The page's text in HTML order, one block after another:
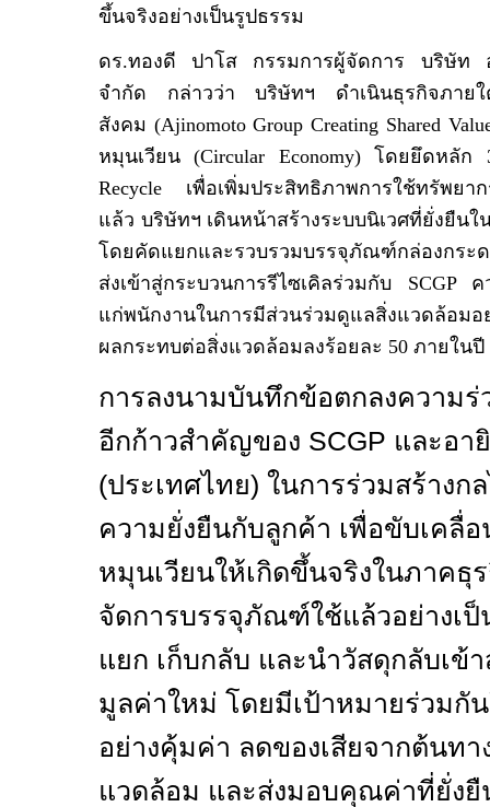
ขึ้นจริงอย่างเป็นรูปธรรม
ดร.ทองดี ปาโส กรรมการผู้จัดการ บริษัท
จำกัด กล่าวว่า บริษัทฯ ดำเนินธุรกิจภายใ
สังคม (Ajinomoto Group Creating Shared
หมุนเวียน (Circular Economy)โดยยึดหลัก
Recycle เพื่อเพิ่มประสิทธิภาพการใช้ทรัพยา
แล้ว บริษัทฯ เดินหน้าสร้างระบบนิเวศที่ยั่งยืน
โดยคัดแยกและรวบรวมบรรจุภัณฑ์กล่องกระ
ส่งเข้าสู่กระบวนการรีไซเคิลร่วมกับ SCGP ค
แก่พนักงานในการมีส่วนร่วมดูแลสิ่งแวดล้อม
ผลกระทบต่อสิ่งแวดล้อมลงร้อยละ 50 ภายในปี
การลงนามบันทึกข้อตกลงความ
อีกก้าวสำคัญของ SCGP และอา
(ประเทศไทย) ในการร่วมสร้าง
ความยั่งยืนกับลูกค้า เพื่อขับเคลื่
หมุนเวียนให้เกิดขึ้นจริงในภาคธุ
จัดการบรรจุภัณฑ์ใช้แล้วอย่างเ
แยก เก็บกลับ และนำวัสดุกลับเข้
มูลค่าใหม่ โดยมีเป้าหมายร่วมกั
อย่างคุ้มค่า ลดของเสียจากต้นท
แวดล้อม และส่งมอบคุณค่าที่ยั่ง